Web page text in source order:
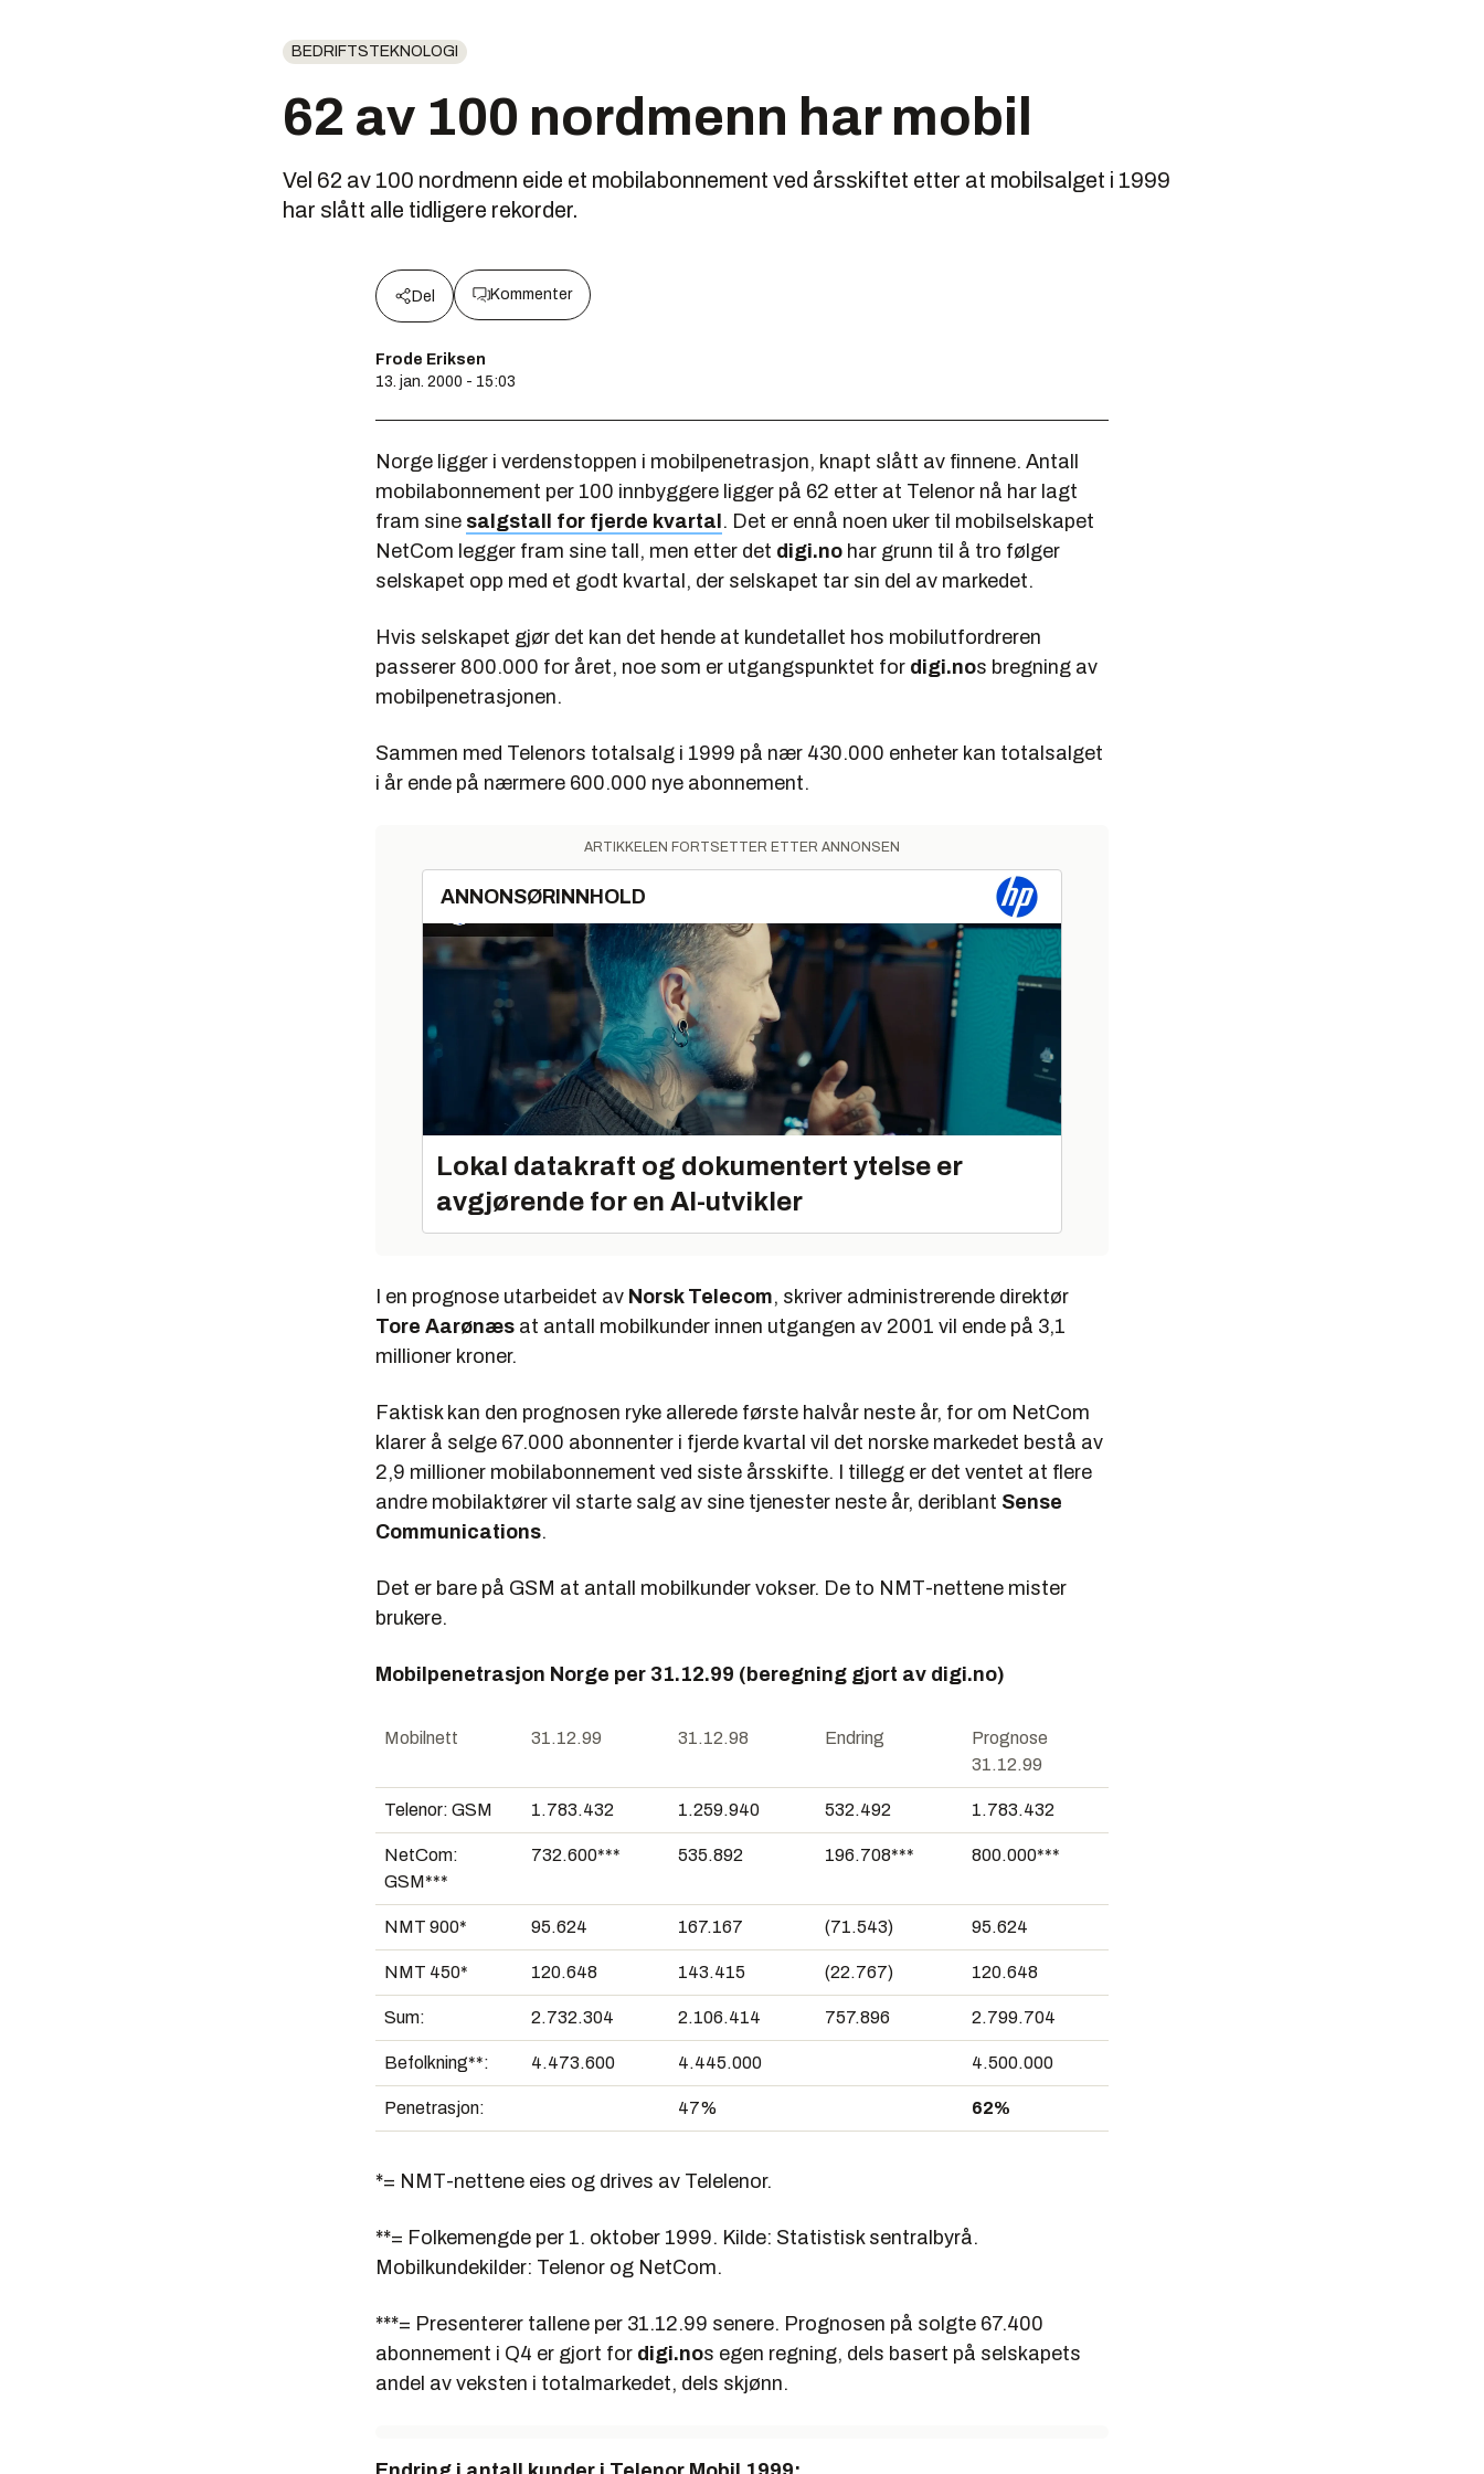
BEDRIFTSTEKNOLOGI
62 av 100 nordmenn har mobil
Vel 62 av 100 nordmenn eide et mobilabonnement ved årsskiftet etter at mobilsalget i 1999
har slått alle tidligere rekorder.
Del Kommenter
Frode Eriksen
13. jan. 2000 - 15:03
Norge ligger i verdenstoppen i mobilpenetrasjon, knapt slått av finnene. Antall
mobilabonnement per 100 innbyggere ligger på 62 etter at Telenor nå har lagt
fram sine salgstall for fjerde kvartal . Det er ennå noen uker til mobilselskapet
NetCom legger fram sine tall, men etter det digi.no har grunn til å tro følger
selskapet opp med et godt kvartal, der selskapet tar sin del av markedet.
Hvis selskapet gjør det kan det hende at kundetallet hos mobilutfordreren
passerer 800.000 for året, noe som er utgangspunktet for digi.nos bregning av
mobilpenetrasjonen.
Sammen med Telenors totalsalg i 1999 på nær 430.000 enheter kan totalsalget
i år ende på nærmere 600.000 nye abonnement.
ARTIKKELEN FORTSETTER ETTER ANNONSEN
ANNONSØRINNHOLD
Lokal datakraft og dokumentert ytelse er
avgjørende for en AI-utvikler
I en prognose utarbeidet av Norsk Telecom, skriver administrerende direktør
Tore Aarønæs at antall mobilkunder innen utgangen av 2001 vil ende på 3,1
millioner kroner.
Faktisk kan den prognosen ryke allerede første halvår neste år, for om NetCom
klarer å selge 67.000 abonnenter i fjerde kvartal vil det norske markedet bestå av
2,9 millioner mobilabonnement ved siste årsskifte. I tillegg er det ventet at flere
andre mobilaktører vil starte salg av sine tjenester neste år, deriblant Sense
Communications.
Det er bare på GSM at antall mobilkunder vokser. De to NMT-nettene mister
brukere.
Mobilpenetrasjon Norge per 31.12.99 (beregning gjort av digi.no)
Mobilnett 31.12.99 31.12.98 Endring
Prognose
31.12.99
Telenor: GSM 1.783.432 1.259.940 532.492 1.783.432
NetCom:
GSM***
732.600*** 535.892 196.708*** 800.000***
NMT 900* 95.624 167.167 (71.543) 95.624
NMT 450* 120.648 143.415 (22.767) 120.648
Sum: 2.732.304 2.106.414 757.896 2.799.704
Befolkning**: 4.473.600 4.445.000 4.500.000
Penetrasjon: 47% 62%
*= NMT-nettene eies og drives av Telelenor.
**= Folkemengde per 1. oktober 1999. Kilde: Statistisk sentralbyrå.
Mobilkundekilder: Telenor og NetCom.
***= Presenterer tallene per 31.12.99 senere. Prognosen på solgte 67.400
abonnement i Q4 er gjort for digi.nos egen regning, dels basert på selskapets
andel av veksten i totalmarkedet, dels skjønn.